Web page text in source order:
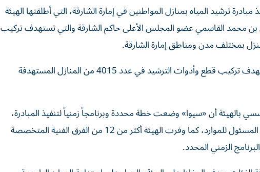
ترشيد المياه بمنازل المواطنين في إمارة الشارقة، التي أطلقتها الهيئة
محمد القاسمي عضو المجلس الأعلى حاكم الشارقة والتي تستهدف تركيب
وبدأت الهيئة تنفيذ المبادرة في ضاحية الرحمانية، حيث تستهدف تركيب قطع وأدوات الترشيد في عدد 4015 من المنازل المستهدفة
بالهيئة أن «سيوا» وضعت خطة محددة وبرنامجاً زمنياً لتنفيذ المبادرة،
التي تهدف لتعزيز الاستدامة البيئية وترسيخ ثقافة الاستخدام المسئول للموارد، كما وفرت الهيئة أكثر من 12 من الفرق الفنية المتخصصة
الزمني المحدد.